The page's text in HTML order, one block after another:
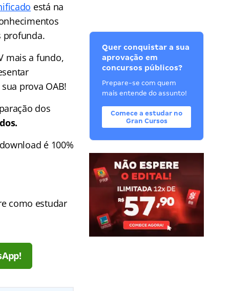
está na
profunda.
mais a fundo,
prova OAB!
dos
é 100%
como estudar
Quer conquistar a sua
aprovação em
concursos públicos?
Prepare-se com quem
mais entende do assunto!
Comece a estudar no
Gran Cursos